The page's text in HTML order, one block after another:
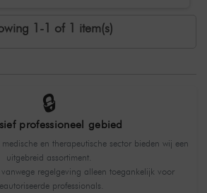
1-1 of 1 item(s)
🔒
professioneel gebied
en therapeutische sector bieden wij een
uitgebreid assortiment.
regelgeving alleen toegankelijk voor
professionals.